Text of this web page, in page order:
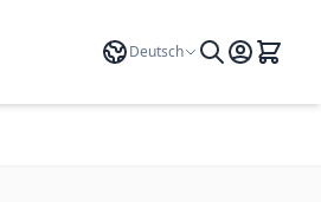
Sprache
Deutsch